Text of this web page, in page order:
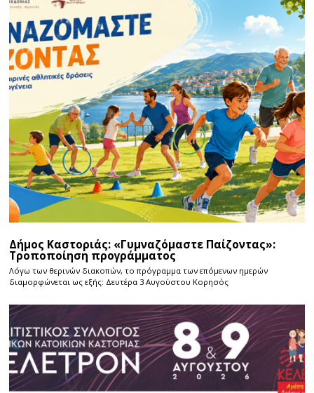
Δήμος Καστοριάς: «Γυμναζόμαστε Παίζοντας»:
Τροποποίηση προγράμματος
Λόγω των θερινών διακοπών, το πρόγραμμα των επόμενων ημερών
διαμορφώνεται ως εξής: Δευτέρα 3 Αυγούστου Κορησός